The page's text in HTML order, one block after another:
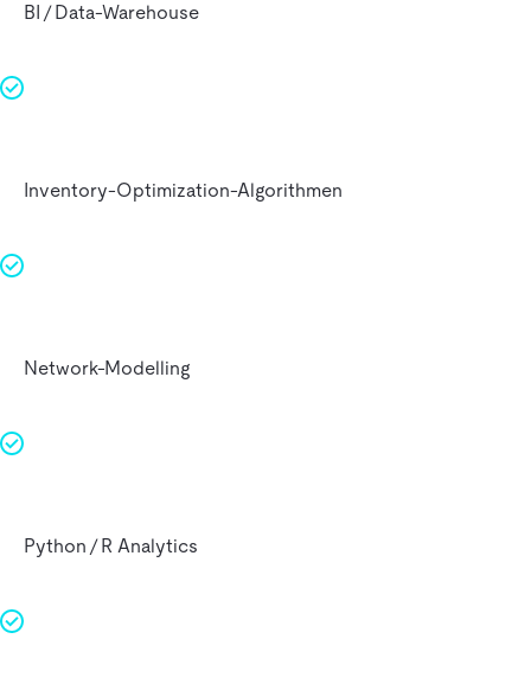
BI / Data‑Warehouse
Inventory‑Optimization‑Algorithmen
Network‑Modelling
Python / R Analytics